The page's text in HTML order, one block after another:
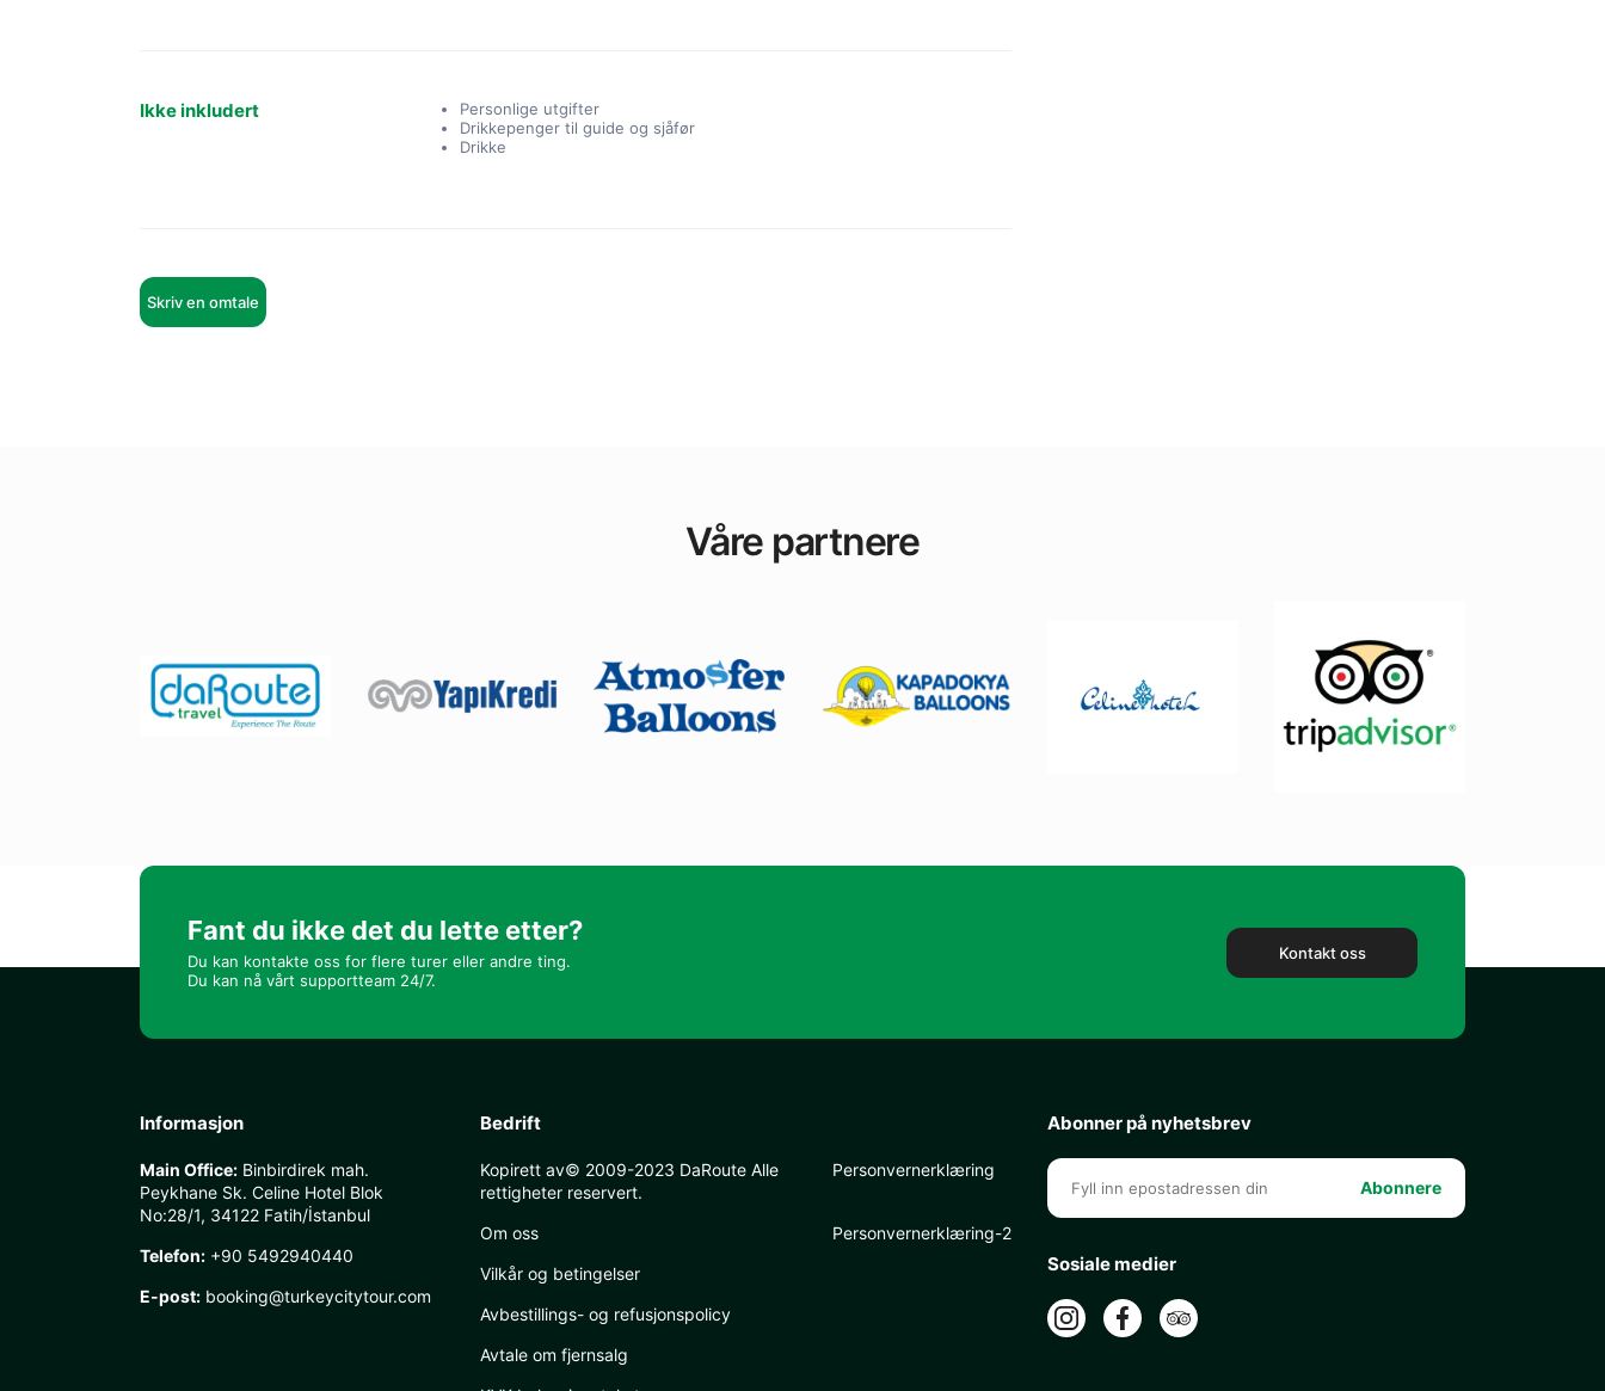
Ikke inkludert
Personlige utgifter
Drikkepenger til guide og sjåfør
Drikke
Skriv en omtale
Våre partnere
Fant du ikke det du lette etter?
Du kan kontakte oss for flere turer eller andre ting.
Du kan nå vårt supportteam 24/7.
Kontakt oss
Informasjon
Main Office: Binbirdirek mah.
Peykhane Sk. Celine Hotel Blok
No:28/1, 34122 Fatih/İstanbul
Telefon: +90 5492940440
E-post: booking@turkeycitytour.com
Bedrift
Kopirett av© 2009-2023 DaRoute Alle
rettigheter reservert.
Om oss
Vilkår og betingelser
Avbestillings- og refusjonspolicy
Avtale om fjernsalg
Personvernerklæring
Personvernerklæring-2
Abonner på nyhetsbrev
Abonnere
Sosiale medier